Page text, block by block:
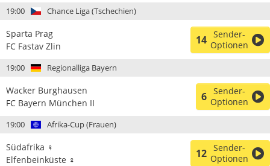
19:00 Chance Liga (Tschechien)
Sparta Prag
FC Fastav Zlin
14 Sender-
Optionen
19:00 Regionalliga Bayern
Wacker Burghausen
FC Bayern München II
6 Sender-
Optionen
19:00 Afrika-Cup (Frauen)
Südafrika ♀
Elfenbeinküste ♀
12 Sender-
Optionen